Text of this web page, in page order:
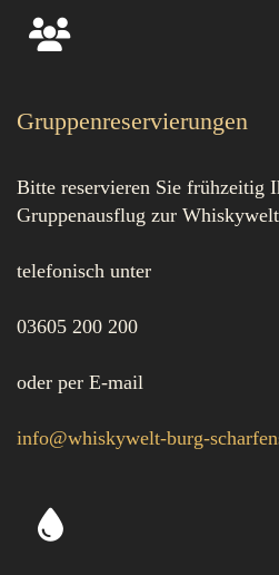
Gruppenreservierungen
Bitte reservieren Sie frühzeitig
Gruppenausflug zur
telefonisch unter
03605 200 200
oder per E-mail
info@whiskywelt-burg-